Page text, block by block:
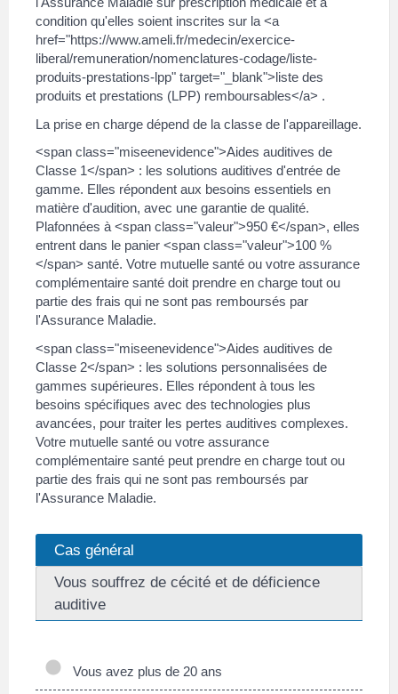
condition qu'elles soient inscrites sur la <a
href="https://www.ameli.fr/medecin/exercice-
liberal/remuneration/nomenclatures-codage/liste-
produits-prestations-lpp" target="_blank">liste des
produits et prestations (LPP) remboursables</a> .
La prise en charge dépend de la classe de l'appareillage.
<span class="miseenevidence">Aides auditives de
Classe 1</span> : les solutions auditives d'entrée de
gamme. Elles répondent aux besoins essentiels en
matière d'audition, avec une garantie de qualité.
Plafonnées à <span class="valeur">950 €</span>, elles
entrent dans le panier <span class="valeur">100 %
</span> santé. Votre mutuelle santé ou votre assurance
complémentaire santé doit prendre en charge tout ou
partie des frais qui ne sont pas remboursés par
l'Assurance Maladie.
<span class="miseenevidence">Aides auditives de
Classe 2</span> : les solutions personnalisées de
gammes supérieures. Elles répondent à tous les
besoins spécifiques avec des technologies plus
avancées, pour traiter les pertes auditives complexes.
Votre mutuelle santé ou votre assurance
complémentaire santé peut prendre en charge tout ou
partie des frais qui ne sont pas remboursés par
l'Assurance Maladie.
Cas général
Vous souffrez de cécité et de déficience
auditive
Vous avez plus de 20 ans